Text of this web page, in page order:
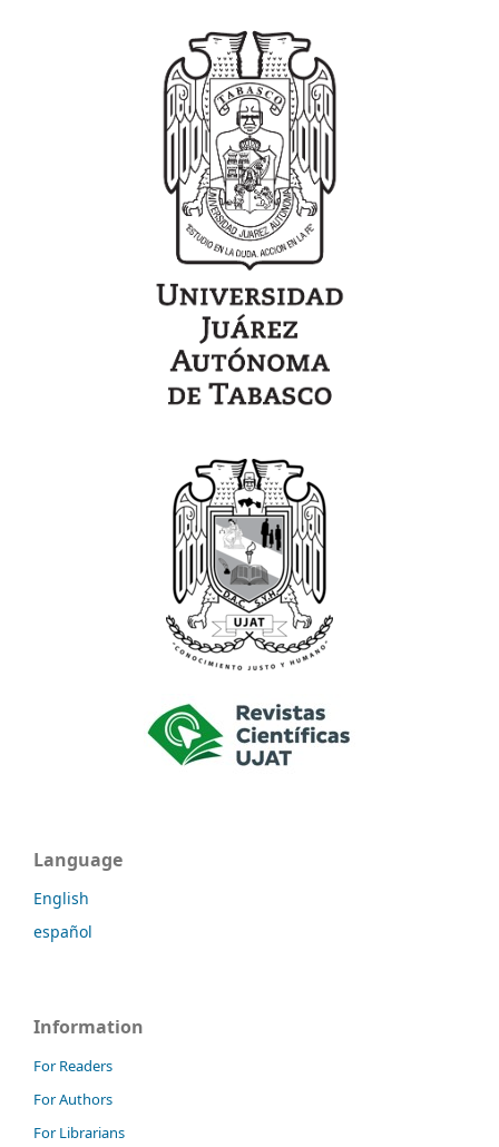
Language
English
español
Information
For Readers
For Authors
For Librarians